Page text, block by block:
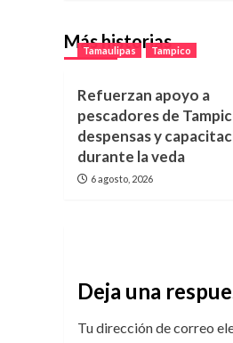
Más historias
Tamaulipas Tampico
Refuerzan apoyo a
pescadores de
despensas y
durante la veda
6 agosto, 2026
Deja una
Tu dirección de correo